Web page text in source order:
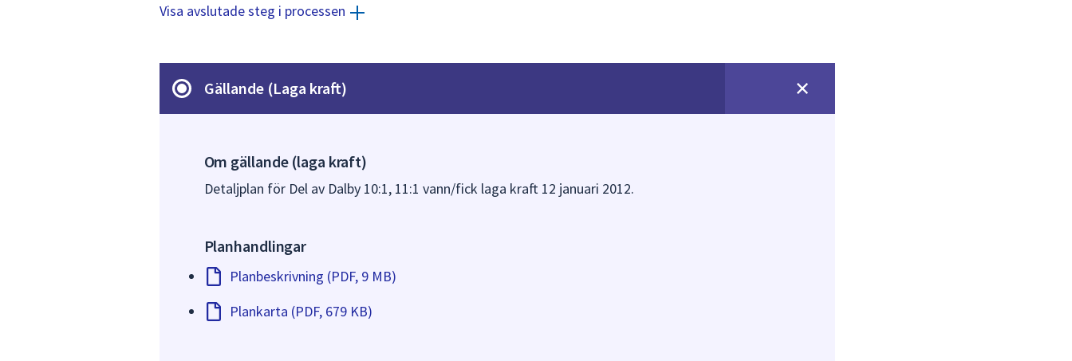
Visa avslutade steg i processen
Gällande (Laga kraft)
Om gällande (laga kraft)
Detaljplan för Del av Dalby 10:1, 11:1 vann/fick laga kraft 12 januari 2012.
Planhandlingar
Planbeskrivning (PDF, 9 MB)
Plankarta (PDF, 679 KB)